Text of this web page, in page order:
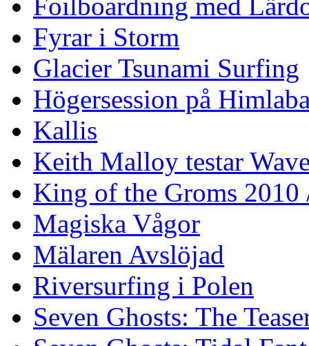
Foilboardning med
Fyrar i Storm
Glacier Tsunami Surfing
Högersession på
Kallis
Keith Malloy testar
King of the Groms
Magiska Vågor
Mälaren Avslöjad
Riversurfing i Polen
Seven Ghosts: The